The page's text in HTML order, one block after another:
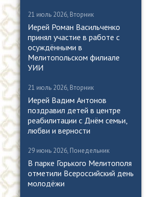
21 июль 2026, Вторник
Иерей Роман Васильченко
принял участие в работе с
осуждёнными в
Мелитопольском филиале
УИИ
21 июль 2026, Вторник
Иерей Вадим Антонов
поздравил детей в центре
реабилитации с Днём семьи,
любви и верности
29 июнь 2026, Понедельник
В парке Горького Мелитополя
отметили Всероссийский день
молодёжи